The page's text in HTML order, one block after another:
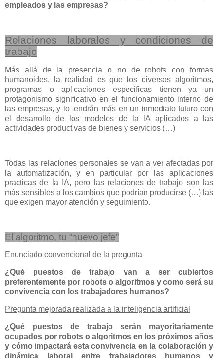
empleados y las empresas?
Relaciones laborales y condiciones de
trabajo
Más allá de la presencia o no de robots con formas
humanoides, la realidad es que los diversos algoritmos,
programas o aplicaciones especificas tienen ya un
protagonismo significativo en el funcionamiento interno de
las empresas, y lo tendrán más en un inmediato futuro con
el desarrollo de los modelos de la IA aplicados a las
actividades productivas de bienes y servicios (…)
Todas las relaciones personales se van a ver afectadas por
la automatización, y en particular por las aplicaciones
practicas de la IA, pero las relaciones de trabajo son las
más sensibles a los cambios que podrían producirse (…) las
que exigen mayor atención y seguimiento.
El algoritmo, tu “nuevo jefe”
Enunciado convencional de la pregunta
¿Qué puestos de trabajo van a ser cubiertos
preferentemente por robots o algoritmos y como será su
convivencia con los trabajadores humanos?
Pregunta mejorada realizada a la inteligencia artificial
¿Qué puestos de trabajo serán mayoritariamente
ocupados por robots o algoritmos en los próximos años
y cómo impactará esta convivencia en la colaboración y
dinámica laboral entre trabajadores humanos y